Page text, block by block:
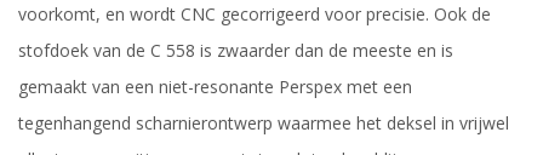
voorkomt, en wordt CNC gecorrigeerd voor precisie. Ook de
stofdoek van de C 558 is zwaarder dan de meeste en is
gemaakt van een niet-resonante Perspex met een
tegenhangend scharnierontwerp waarmee het deksel in vrijwel